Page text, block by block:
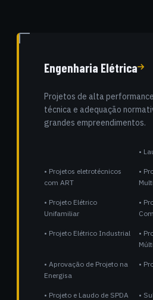
Engenharia Elétrica
Projetos de alta
técnica e adequação
grandes empreendimentos.
•
• Projetos eletrotécnicos
com ART
•
• Projeto Elétrico
Unifamiliar
•
• Projeto Elétrico Industrial
•
• Aprovação de Projeto na
Energisa
•
• Projeto e Laudo de SPDA
•